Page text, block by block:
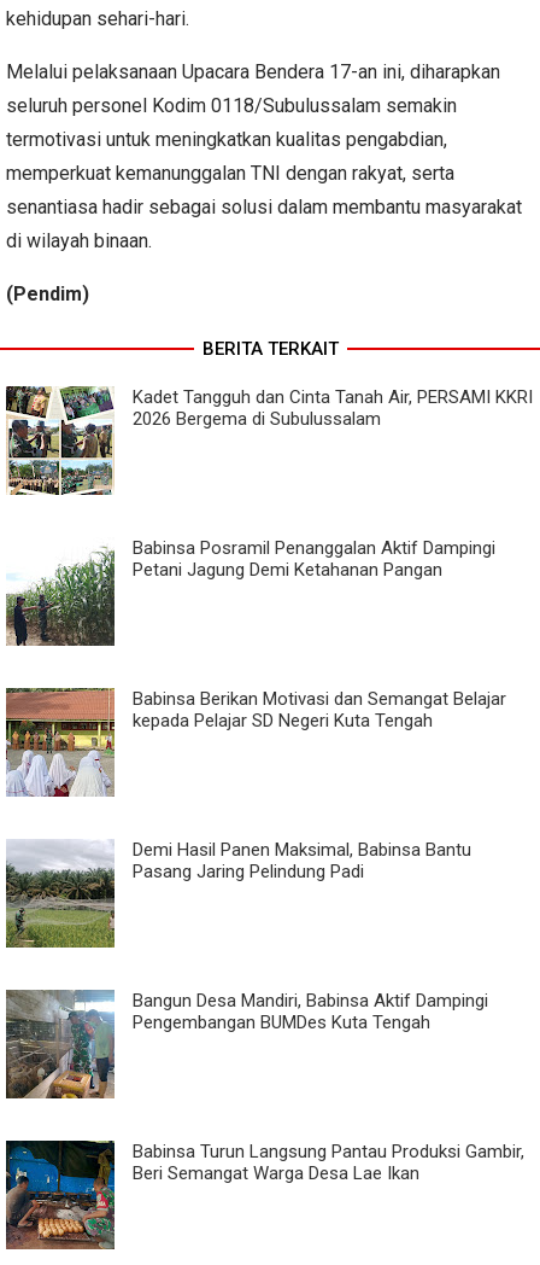
kehidupan sehari-hari.
Melalui pelaksanaan Upacara Bendera 17-an ini, diharapkan
seluruh personel Kodim 0118/Subulussalam semakin
termotivasi untuk meningkatkan kualitas pengabdian,
memperkuat kemanunggalan TNI dengan rakyat, serta
senantiasa hadir sebagai solusi dalam membantu masyarakat
di wilayah binaan.
(Pendim)
BERITA TERKAIT
Kadet Tangguh dan Cinta Tanah Air, PERSAMI KKRI
2026 Bergema di Subulussalam
Babinsa Posramil Penanggalan Aktif Dampingi
Petani Jagung Demi Ketahanan Pangan
Babinsa Berikan Motivasi dan Semangat Belajar
kepada Pelajar SD Negeri Kuta Tengah
Demi Hasil Panen Maksimal, Babinsa Bantu
Pasang Jaring Pelindung Padi
Bangun Desa Mandiri, Babinsa Aktif Dampingi
Pengembangan BUMDes Kuta Tengah
Babinsa Turun Langsung Pantau Produksi Gambir,
Beri Semangat Warga Desa Lae Ikan